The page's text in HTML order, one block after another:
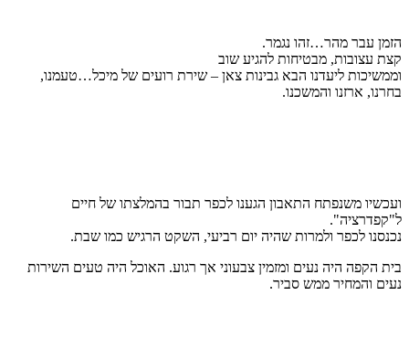
הזמן עבר מהר…זהו נגמר.
קצת עצובות, מבטיחות להגיע שוב
וממשיכות ליעדנו הבא גבינות צאן – שירת רועים של מיכל…טעמנו,
בחרנו, ארזנו והמשכנו.
ועכשיו משנפתח התאבון הגענו לכפר תבור בהמלצתו של חיים
ל"קפדרציה".
נכנסנו לכפר ולמרות שהיה יום רביעי, השקט הרגיש כמו שבת.
בית הקפה היה נעים ומזמין צבעוני אך רגוע. האוכל היה טעים השירות
נעים והמחיר ממש סביר.